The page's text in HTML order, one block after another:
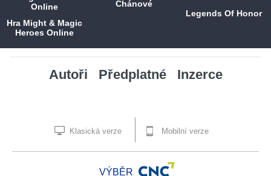
Hra Might & Magic
Heroes Online
Chánové
Legends Of Honor
Autoři Předplatné Inzerce
Klasická verze Mobilní verze
VÝBĚR